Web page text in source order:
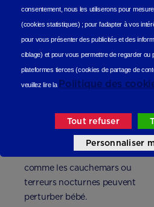
cauchemars
Certains troubles du sommeil
comme les cauchemars ou
terreurs nocturnes peuvent
perturber bébé.
consentement, nous les utiliseronspour
(cookies statistiques) ;pour l'adapter à vos
pour vous présenter des publicités et des
ciblage) et pour vous permettre de regarder ou
plateformes tierces (cookies de partage de
veuillez lire la Politique des
Tout refuser
Personnaliser